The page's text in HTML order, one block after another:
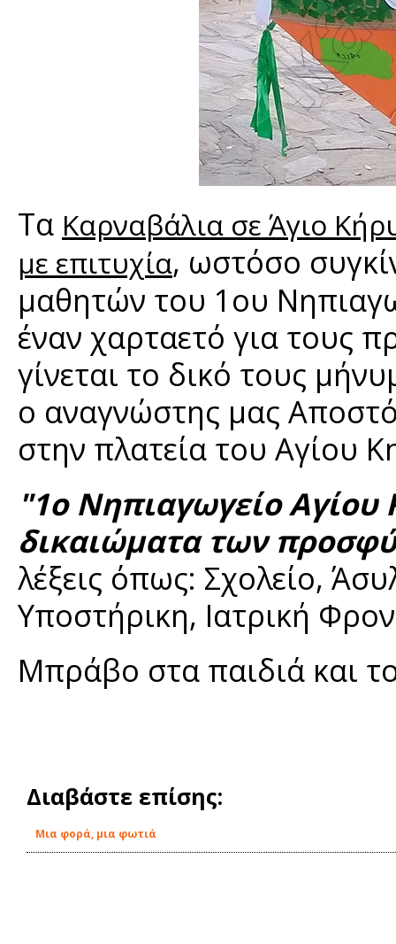
Τα Καρναβάλια σε Άγιο
με επιτυχία, ωστόσο
μαθητών του 1ου
έναν χαρταετό για τους
γίνεται το δικό τους
ο αναγνώστης μας
στην πλατεία του Αγίου
"1ο Νηπιαγωγείο Αγίου
δικαιώματα των
λέξεις όπως: Σχολείο,
Υποστήρικη, Ιατρική
Μπράβο στα παιδιά και
Διαβάστε επίσης:
Μια φορά, μια φωτιά